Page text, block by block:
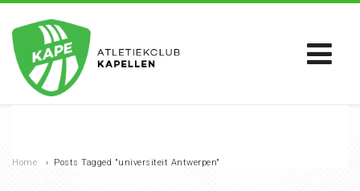
Home › Posts Tagged "universiteit Antwerpen"